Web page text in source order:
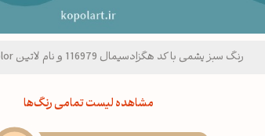
رنگ سبز یشمی با کد هگزادسیمال 116979 و نام لاتین Jade Green Color
مشاهده لیست تمامی رنگ‌ها